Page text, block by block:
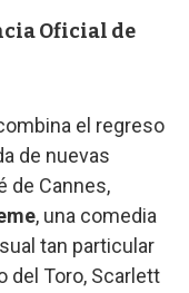
Oficial de
el regreso
de nuevas
de Cannes,
, una comedia
tan particular
del Toro, Scarlett